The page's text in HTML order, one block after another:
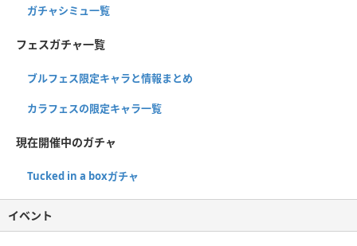
ガチャシミュ一覧
フェスガチャ一覧
ブルフェス限定キャラと情報まとめ
カラフェスの限定キャラ一覧
現在開催中のガチャ
Tucked in a boxガチャ
イベント